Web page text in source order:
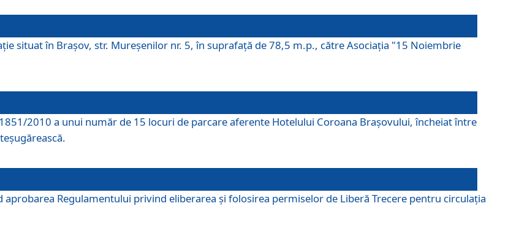
situat în Braşov, str. Mureşenilor nr. 5, în suprafaţă de 78,5 m.p., către Asociaţia "15 Noiembrie
2010 a unui număr de 15 locuri de parcare aferente Hotelului Coroana Brașovului, încheiat între
Regulamentului privind eliberarea şi folosirea permiselor de Liberă Trecere pentru circulația